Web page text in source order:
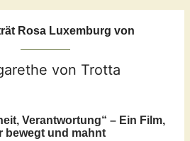
Rosa Luxemburg von
von Trotta
Verantwortung“ – Ein Film,
bewegt und mahnt